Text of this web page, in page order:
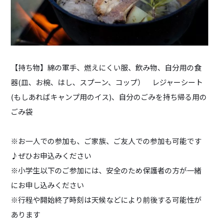
【持ち物】綿の軍手、燃えにくい服、飲み物、自分用の食
器(皿、お椀、はし、スプーン、コップ） レジャーシート
(もしあればキャンプ用のイス)、自分のごみを持ち帰る用の
ごみ袋
※お一人での参加も、ご家族、ご友人での参加も可能です
♪ぜひお申込みください
※小学生以下のご参加には、安全のため保護者の方が一緒
にお申し込みください
※行程や開始終了時刻は天候などにより前後する可能性が
あります